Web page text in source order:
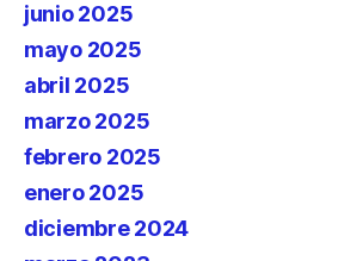
junio 2025
mayo 2025
abril 2025
marzo 2025
febrero 2025
enero 2025
diciembre 2024